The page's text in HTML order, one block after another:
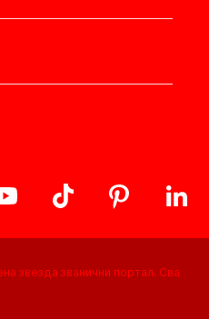
звезда званични портал. Сва